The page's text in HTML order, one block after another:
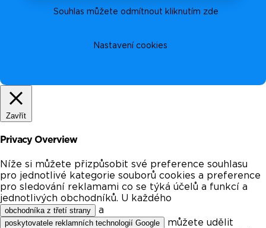
Nastavení cookies
Souhlas můžete odmítnout kliknutím zde
Zavřít
Privacy Overview
Níže si můžete přizpůsobit své preference souhlasu
pro jednotlivé kategorie souborů cookies a preference
pro sledování reklamami co se týká účelů a funkcí a
jednotlivých obchodníků. U každého
obchodníka z třetí strany a
poskytovatele reklamních technologií Google
můžete udělit